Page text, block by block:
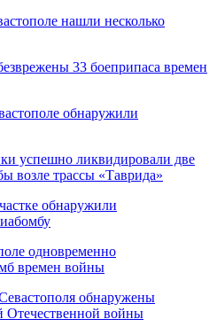
нашли несколько
33 боеприпаса времен
обнаружили
успешно ликвидировали две
возле трассы «Таврида»
обнаружили
одновременно
времен войны
обнаружены
Отечественной войны